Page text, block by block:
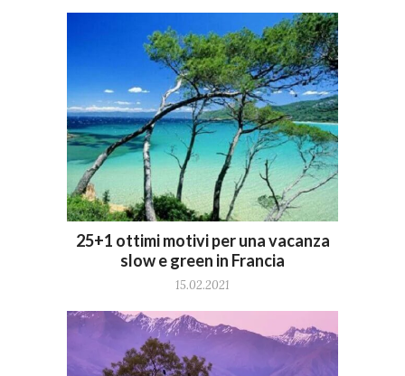
25+1 ottimi motivi per una vacanza
slow e green in Francia
15.02.2021